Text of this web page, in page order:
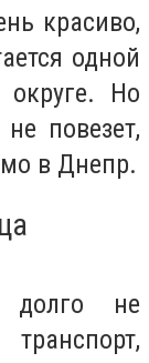
красиво,
одной
Но
повезет,
в Днепр.
долго не